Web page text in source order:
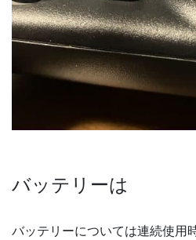
バッテリーは
バッテリーについては連続使用